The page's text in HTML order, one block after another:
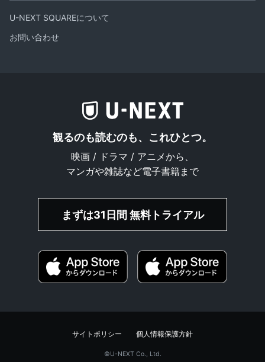
U-NEXT SQUAREについて
お問い合わせ
観るのも読むのも、これひとつ。
映画 / ドラマ / アニメから、
マンガや雑誌など電子書籍まで
まずは31日間 無料トライアル
サイトポリシー 個人情報保護方針
©︎U-NEXT Co., Ltd.